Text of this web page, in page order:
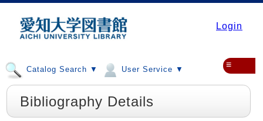
Login
Catalog Search ▼ User Service ▼ ≡
Bibliography Details